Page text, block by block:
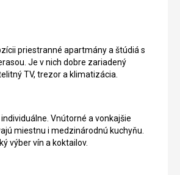
priestranné apartmány a štúdiá s
Je v nich dobre zariadený
TV, trezor a klimatizácia.
Vnútorné a vonkajšie
miestnu i medzinárodnú kuchyňu.
výber vín a koktailov.